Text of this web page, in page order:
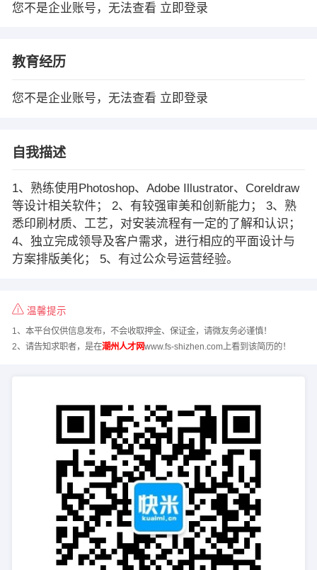
您不是企业账号，无法查看 立即登录
教育经历
您不是企业账号，无法查看 立即登录
自我描述
1、熟练使用Photoshop、Adobe Illustrator、Coreldraw
等设计相关软件； 2、有较强审美和创新能力； 3、熟
悉印刷材质、工艺，对安装流程有一定的了解和认识；
4、独立完成领导及客户需求，进行相应的平面设计与
方案排版美化； 5、有过公众号运营经验。
温馨提示
1、本平台仅供信息发布，不会收取押金、保证金，请微友务必谨慎！
2、请告知求职者，是在潮州人才网www.fs-shizhen.com上看到该简历的！